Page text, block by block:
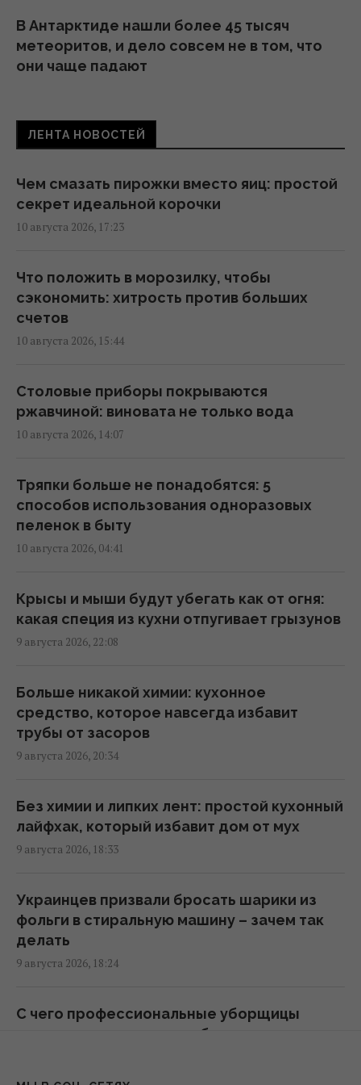
В Антарктиде нашли более 45 тысяч
метеоритов, и дело совсем не в том, что
они чаще падают
Почки могут страдать от продуктов,
каждый день
15:01 понедельник, 10 августа 2026
подробности свадьбы с новым
избранником
14:21 понедельник, 10 августа 2026
сумма штрафа оказалась
астрономической
13:49 понедельник, 10 августа 2026
Монатик публично обратился к жене и
показал их новые фото
13:13 понедельник, 10 августа 2026
мамой
12:35 понедельник, 10 августа 2026
для соло-отдыха 40+
12:35 понедельник, 10 августа 2026
Пророчество "Живого Нострадамуса" на
что случится
12:31 понедельник, 10 августа 2026
The Independent (фото)
12:07 понедельник, 10 августа 2026
Во время зарядки электромобиля дома
12:05 понедельник, 10 августа 2026
ЛЕНТА НОВОСТЕЙ
Чем смазать пирожки вместо яиц: простой
секрет идеальной корочки
10 августа 2026, 17:23
Что положить в морозилку, чтобы
сэкономить: хитрость против больших
счетов
10 августа 2026, 15:44
Столовые приборы покрываются
ржавчиной: виновата не только вода
10 августа 2026, 14:07
Тряпки больше не понадобятся: 5
способов использования одноразовых
пеленок в быту
10 августа 2026, 04:41
Крысы и мыши будут убегать как от огня:
какая специя из кухни отпугивает грызунов
9 августа 2026, 22:08
Больше никакой химии: кухонное
средство, которое навсегда избавит
трубы от засоров
9 августа 2026, 20:34
Без химии и липких лент: простой кухонный
лайфхак, который избавит дом от мух
9 августа 2026, 18:33
Украинцев призвали бросать шарики из
фольги в стиральную машину – зачем так
делать
9 августа 2026, 18:24
С чего профессиональные уборщицы
всегда начинают кухню: большинство